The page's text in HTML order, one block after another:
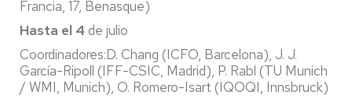
Francia, 17, Benasque)
Hasta el 4 de julio
Coordinadores:D. Chang (ICFO, Barcelona), J. J.
García-Ripoll (IFF-CSIC, Madrid), P. Rabl (TU Munich
/ WMI, Munich), O. Romero-Isart (IQOQI, Innsbruck)